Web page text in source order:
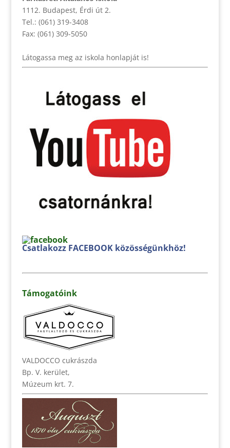
1112. Budapest, Érdi út 2.
Tel.: (061) 319-3408
Fax: (061) 309-5050
Látogassa meg az iskola honlapját is!
Csatlakozz FACEBOOK közösségünkhöz!
Támogatóink
VALDOCCO cukrászda
Bp. V. kerület,
Múzeum krt. 7.